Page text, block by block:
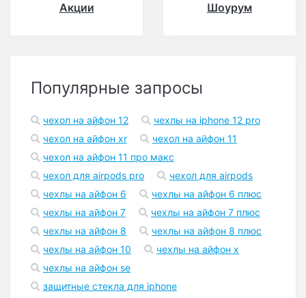
Акции Шоурум
Популярные запросы
чехол на айфон 12
чехлы на iphone 12 pro
чехол на айфон xr
чехол на айфон 11
чехол на айфон 11 про макс
чехол для airpods pro
чехол для airpods
чехлы на айфон 6
чехлы на айфон 6 плюс
чехлы на айфон 7
чехлы на айфон 7 плюс
чехлы на айфон 8
чехлы на айфон 8 плюс
чехлы на айфон 10
чехлы на айфон x
чехлы на айфон se
защитные стекла для iphone